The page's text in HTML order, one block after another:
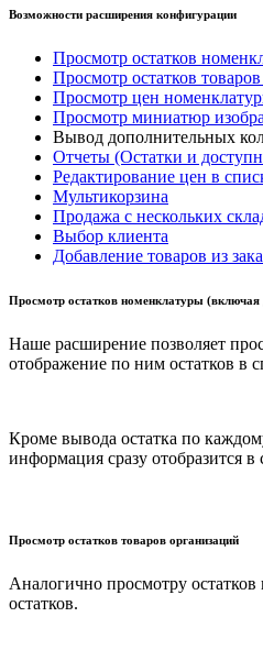
Возможности расширения конфигурации
Просмотр остатков
Просмотр остатков
Просмотр цен
Просмотр миниатюр
Вывод дополнительных
Отчеты (Остатки и
Редактирование цен в
Мультикорзина
Продажа с нескольких
Выбор клиента
Добавление товаров из
Просмотр остатков номенклатуры
Наше расширение позволяет
отображение по ним остатков в
Кроме вывода остатка по
информация сразу отобразится в
Просмотр остатков товаров организаций
Аналогично просмотру
остатков.